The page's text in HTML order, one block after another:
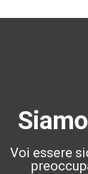
Voi essere